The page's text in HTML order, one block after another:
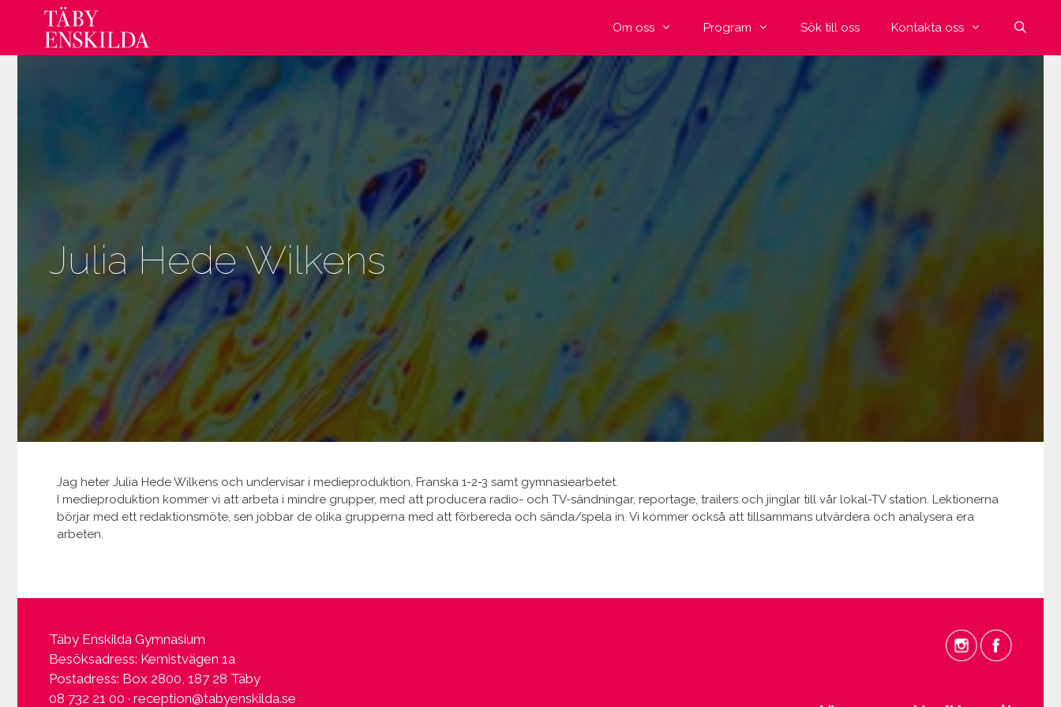
Om oss Program Sök till oss Kontakta oss
Julia Hede Wilkens
Jag heter Julia Hede Wilkens och undervisar i medieproduktion, Franska 1-2-3 samt gymnasiearbetet.
I medieproduktion kommer vi att arbeta i mindre grupper, med att producera radio- och TV-sändningar, reportage, trailers och jinglar till vår lokal-TV station. Lektionerna
börjar med ett redaktionsmöte, sen jobbar de olika grupperna med att förbereda och sända/spela in. Vi kommer också att tillsammans utvärdera och analysera era
arbeten.
Täby Enskilda Gymnasium
Besöksadress: Kemistvägen 1a
Postadress: Box 2800, 187 28 Täby
08 732 21 00 · reception@tabyenskilda.se